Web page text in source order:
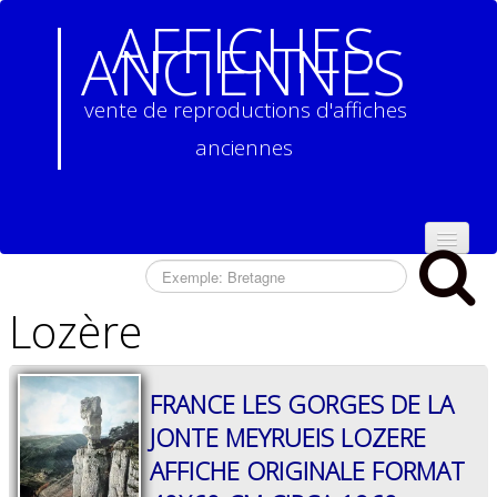
AFFICHES
ANCIENNES
vente de reproductions d'affiches
anciennes
NOS
REPRODUCTIONS
D'AFFICHES
ANCIENNES
CONTACT
CONDITIONS
Lozère
FRANCE LES GORGES DE LA
JONTE MEYRUEIS LOZERE
AFFICHE ORIGINALE FORMAT